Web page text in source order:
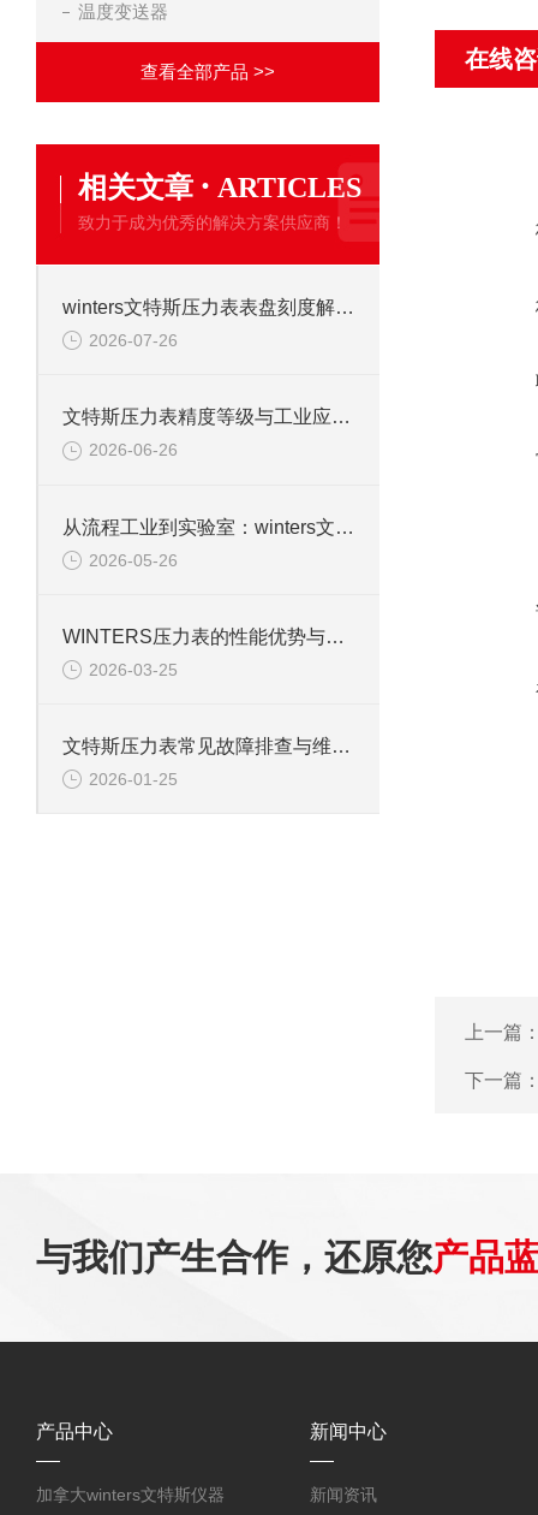
在线
上一篇
下一篇
温度变送器
查看全部产品 >>
相关文章 · ARTICLES
致力于成为优秀的解决方案供应商！
winters文特斯压力表表盘刻度解读及现场安装注意事项
2026-07-26
文特斯压力表精度等级与工业应用场景解析
2026-06-26
从流程工业到实验室：winters文特斯压力表的多元应用场景
2026-05-26
WINTERS压力表的性能优势与行业适配性解析
2026-03-25
文特斯压力表常见故障排查与维护技巧
2026-01-25
与我们产生合作，还原您产品
产品中心
加拿大winters文特斯仪器
新闻中心
新闻资讯